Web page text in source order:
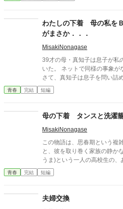
すぐに採用し、温かく仕事を
紗夜の部屋でご飯をご馳走に
――その色気に触れるたび、
と大学生、甘くちょっぴり刺
わたしの下着 母の私を
がまさか．．．
MisakiNonagase
39才の母・真知子は息子が私
いた。 ネットで同様の事象が
さて、真知子は息子を問い
青春 完結 短編
母の下着 タンスと洗濯
MisakiNonagase
この物語は、思春期という複
と、彼を取り巻く家族の静かなる
うま)という一人の高校生の
長の過程で誰もが抱くかもし
らを包み込む家族の無言の理解に触れます。
ます。そこで明らかになるの
抱いた抑えがたい好奇心と、
青春 完結 短編
夫婦交換